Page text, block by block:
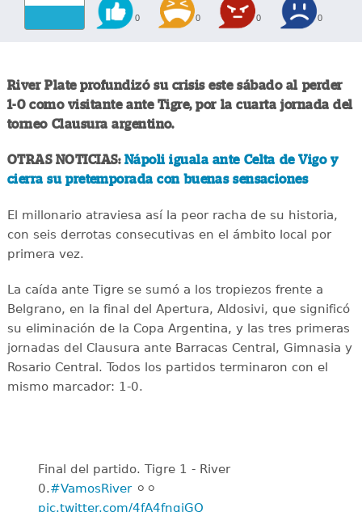
0 0 0 0
River Plate profundizó su crisis este sábado al perder
1-0 como visitante ante Tigre, por la cuarta jornada del
torneo Clausura argentino.
OTRAS NOTICIAS: Nápoli iguala ante Celta de Vigo y
cierra su pretemporada con buenas sensaciones
El millonario atraviesa así la peor racha de su historia,
con seis derrotas consecutivas en el ámbito local por
primera vez.
La caída ante Tigre se sumó a los tropiezos frente a
Belgrano, en la final del Apertura, Aldosivi, que significó
su eliminación de la Copa Argentina, y las tres primeras
jornadas del Clausura ante Barracas Central, Gimnasia y
Rosario Central. Todos los partidos terminaron con el
mismo marcador: 1-0.
Final del partido. Tigre 1 - River
0.#VamosRiver⚪️⚪️
pic.twitter.com/4fA4fnqiGQ